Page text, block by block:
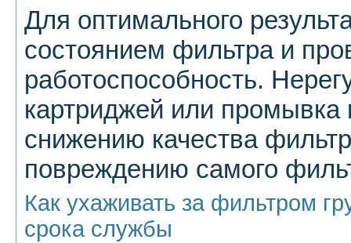
Для оптимального
состоянием фильтра и
работоспособность.
картриджей или промывка
снижению качества
повреждению самого
Как ухаживать за фильтром
срока службы